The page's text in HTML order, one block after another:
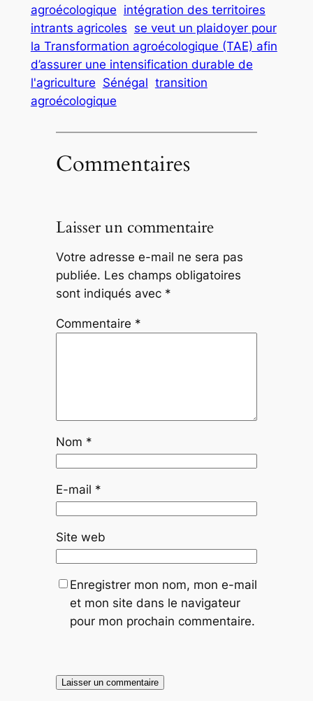
agroécologique intégration des territoires
intrants agricoles se veut un plaidoyer pour
la Transformation agroécologique (TAE) afin
d’assurer une intensification durable de
l'agriculture Sénégal transition
agroécologique
Commentaires
Laisser un commentaire
Votre adresse e-mail ne sera pas
publiée. Les champs obligatoires
sont indiqués avec *
Commentaire *
Nom *
E-mail *
Site web
Enregistrer mon nom, mon e-mail
et mon site dans le navigateur
pour mon prochain commentaire.